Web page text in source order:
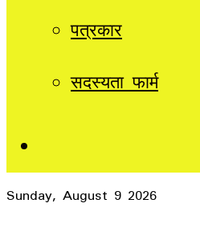
पत्रकार
सदस्यता फार्म
Sunday, August 9 2026